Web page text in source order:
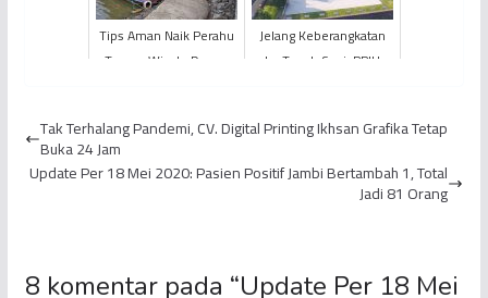
Tips Aman Naik Perahu
Taman Wisata Danau
Jelang Keberangkatan
ke Tanah Suci, PPIH
Tak Terhalang Pandemi, CV. Digital Printing Ikhsan Grafika Tetap
Buka 24 Jam
Update Per 18 Mei 2020: Pasien Positif Jambi Bertambah 1, Total
Jadi 81 Orang
8 komentar pada “Update Per 18 Mei